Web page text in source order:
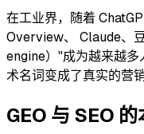
在工业界，随着
Overview、 Claude、
engine）"成为越来越多
术名词变成了真实的营销
GEO 与 SEO